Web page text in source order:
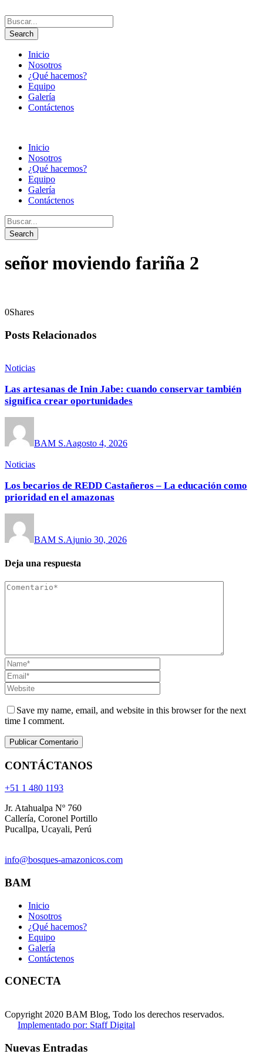
Inicio
Nosotros
¿Qué hacemos?
Equipo
Galería
Contáctenos
Inicio
Nosotros
¿Qué hacemos?
Equipo
Galería
Contáctenos
señor moviendo fariña 2
0Shares
Posts Relacionados
Noticias
Las artesanas de Inin Jabe: cuando conservar también
significa crear oportunidades
BAM S.Aagosto 4, 2026
Noticias
Los becarios de REDD Castañeros – La educación como
prioridad en el amazonas
BAM S.Ajunio 30, 2026
Deja una respuesta
Save my name, email, and website in this browser for the next
time I comment.
CONTÁCTANOS
+51 1 480 1193
Jr. Atahualpa Nº 760
Callería, Coronel Portillo
Pucallpa, Ucayali, Perú
info@bosques-amazonicos.com
BAM
Inicio
Nosotros
¿Qué hacemos?
Equipo
Galería
Contáctenos
CONECTA
Copyright 2020 BAM Blog, Todo los derechos reservados.
Implementado por: Staff Digital
Nuevas Entradas